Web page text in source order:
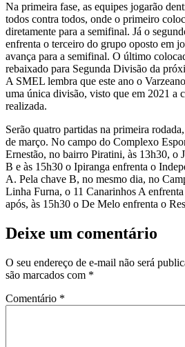
Na primeira fase, as equipes jogarão
todos contra todos, onde o primeiro
diretamente para a semifinal. Já o
enfrenta o terceiro do grupo oposto em
avança para a semifinal. O último
rebaixado para Segunda Divisão da
A SMEL lembra que este ano o
uma única divisão, visto que em 2021 a
realizada.
Serão quatro partidas na primeira
de março. No campo do Complexo
Ernestão, no bairro Piratini, às 13h30, o
B e às 15h30 o Ipiranga enfrenta o
A. Pela chave B, no mesmo dia, no
Linha Furna, o 11 Canarinhos A
após, às 15h30 o De Melo enfrenta o
Deixe um comentário
O seu endereço de e-mail não será
são marcados com *
Comentário *